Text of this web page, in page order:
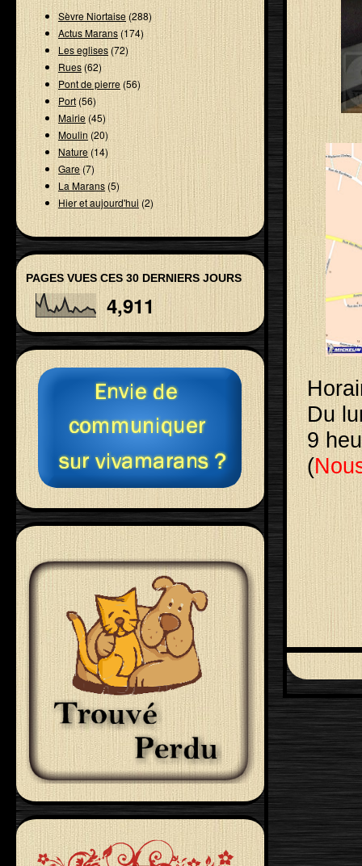
Sèvre Niortaise(288)
Actus Marans (174)
Les eglises(72)
Rues(62)
Pont de pierre(56)
Port(56)
Mairie(45)
Moulin(20)
Nature(14)
Gare (7)
La Marans(5)
Hier et aujourd'hui (2)
PAGES VUES CES 30 DERNIERS JOURS
4,911
Du
9
(